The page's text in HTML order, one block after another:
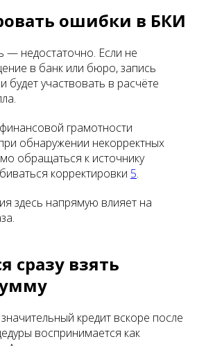
ошибки в БКИ
— недостаточно. Если не
в банк или бюро, запись
будет участвовать в расчёте
грамотности
обнаружении некорректных
обращаться к источнику
корректировки 5.
здесь напрямую влияет на
сразу взять
кредит вскоре после
воспринимается как